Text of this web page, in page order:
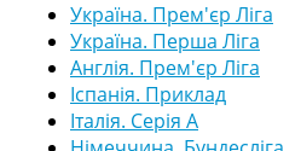
Україна. Прем'єр Ліга
Україна. Перша Ліга
Англія. Прем'єр Ліга
Іспанія. Приклад
Італія. Серія А